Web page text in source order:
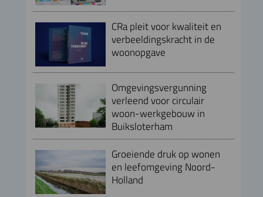
CRa pleit voor kwaliteit en
verbeeldingskracht in de
woonopgave
Omgevingsvergunning
verleend voor circulair
woon-werkgebouw in
Buiksloterham
Groeiende druk op wonen
en leefomgeving Noord-
Holland